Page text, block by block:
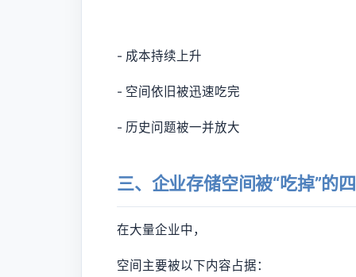
- 成本持续上升
- 空间依旧被迅速吃完
- 历史问题被一并放大
三、企业存储空间被“吃掉”的
在大量企业中，
空间主要被以下内容占据：